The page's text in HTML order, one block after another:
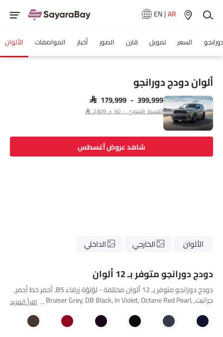
EN|AR
دورانجو السعر تمويل قارن الصور أخبار المواصفات الألوان
ألوان دودج دورانجو
SAR 179,999 - 399,999
القسط الشهري : SAR 2,609 x 60
شاهد عروض أغسطس
الألوان الخارجي الداخلي
دودج دورانجو متوفر بـ 12 ألوان
دودج دورانجو متوفر بـ 12 ألوان مختلفة - لؤلؤة زرقاء B5, أحمر خط أحمر,
جرانيت, Blu By You, Bruiser Grey, DB Black, In Violet, Octane Red Pearl,
اقرأ المزيد